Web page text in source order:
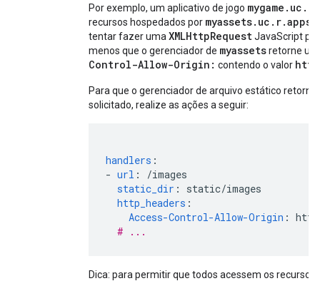
Por exemplo, um aplicativo de jogo
recursos hospedados por
tentar fazer uma XMLHttpRequestJavaScript
menos que o gerenciador de myassetsretorne
Control-Allow-Origin: contendo o valor
Para que o gerenciador de arquivo estático
solicitado, realize as ações a seguir:
handlers :
- url :
/images
static_dir :
static/images
http_headers :
Access-Control-Allow-Origin :
# ...
Dica: para permitir que todos acessem os